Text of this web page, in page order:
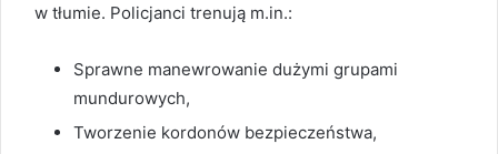
w tłumie. Policjanci trenują m.in.:
Sprawne manewrowanie dużymi grupami
mundurowych,
Tworzenie kordonów bezpieczeństwa,